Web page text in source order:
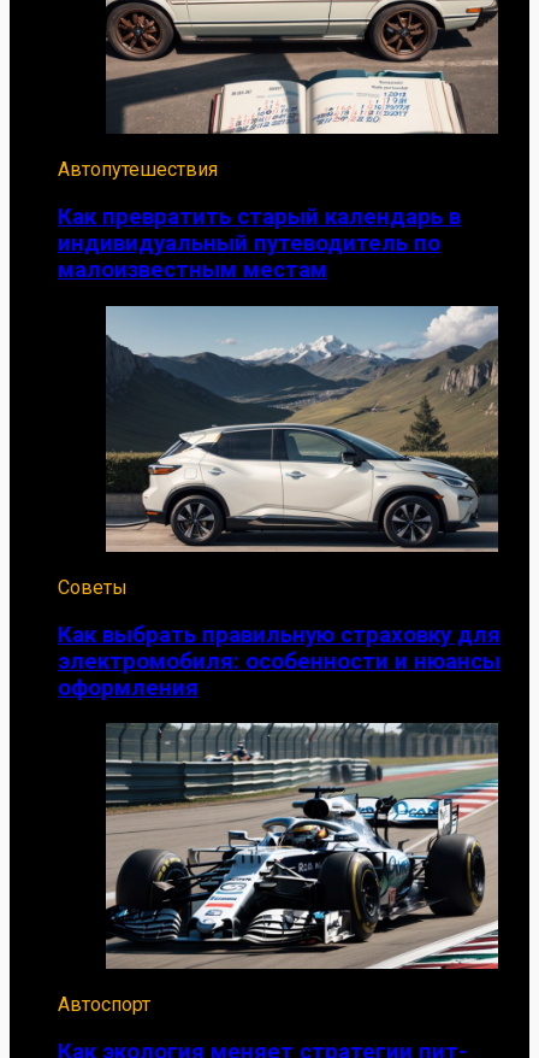
Автопутешествия
Как превратить старый календарь в
индивидуальный путеводитель по
малоизвестным местам
Советы
Как выбрать правильную страховку для
электромобиля: особенности и нюансы
оформления
Автоспорт
Как экология меняет стратегии пит-